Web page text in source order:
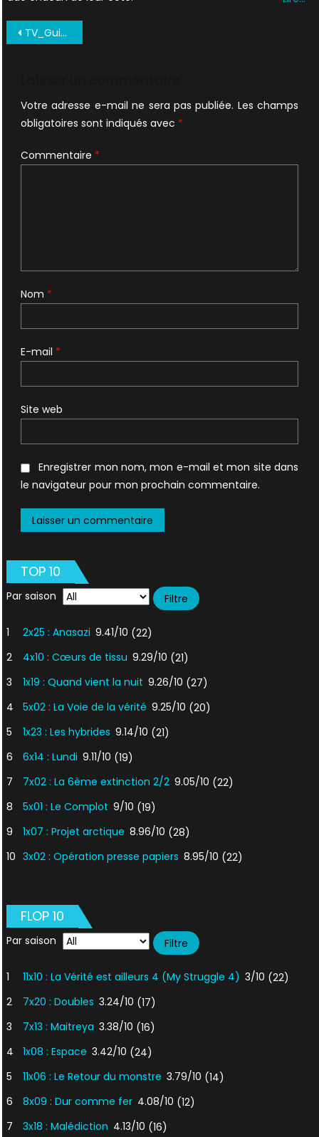
Navigation
TV_Guide_Great_X-Pectations_X-Files___January_18-31_2016_02
Votre adresse e-mail ne sera pas publiée. Les champs
obligatoires sont indiqués avec *
Commentaire *
Nom *
E-mail *
Site web
Enregistrer mon nom, mon e-mail et mon site dans
le navigateur pour mon prochain commentaire.
TOP 10
Par saison
1 2x25 : Anasazi 9.41/10 (22)
2
4x10 : Cœurs de tissu 9.29/10 (21)
3
1x19 : Quand vient la nuit 9.26/10 (27)
4
5x02 : La Voie de la vérité 9.25/10 (20)
5
1x23 : Les hybrides 9.14/10 (21)
6
6x14 : Lundi 9.11/10 (19)
7
7x02 : La 6ème extinction 2/2 9.05/10 (22)
8
5x01 : Le Complot 9/10 (19)
9
1x07 : Projet arctique 8.96/10 (28)
10 3x02 : Opération presse papiers 8.95/10 (22)
FLOP 10
Par saison
1 11x10 : La Vérité est ailleurs 4 (My Struggle 4) 3/10 (22)
2
7x20 : Doubles 3.24/10 (17)
3
7x13 : Maitreya 3.38/10 (16)
4
1x08 : Espace 3.42/10 (24)
5
11x06 : Le Retour du monstre 3.79/10 (14)
6
8x09 : Dur comme fer 4.08/10 (12)
7
3x18 : Malédiction 4.13/10 (16)